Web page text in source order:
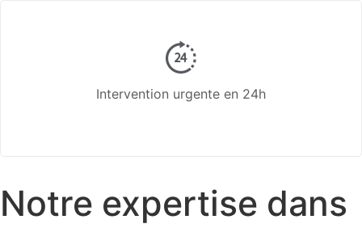
Intervention urgente en 24h
Notre expertise dans